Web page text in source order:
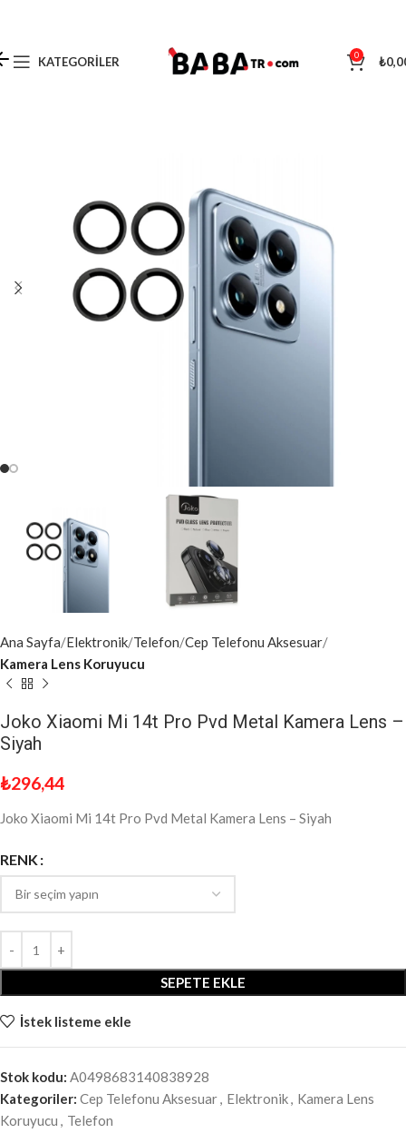
KATEGORILER 0 ₺
Ana Sayfa Elektronik Telefon Cep Telefonu Aksesuar
Kamera Lens Koruyucu
Joko Xiaomi Mi 14t Pro Pvd Metal Kamera Lens –
Siyah
₺296,44
Joko Xiaomi Mi 14t Pro Pvd Metal Kamera Lens – Siyah
RENK
SEPETE EKLE
İstek listeme ekle
Stok kodu: A0498683140838928
Kategoriler: Cep Telefonu Aksesuar, Elektronik, Kamera Lens
Koruyucu , Telefon